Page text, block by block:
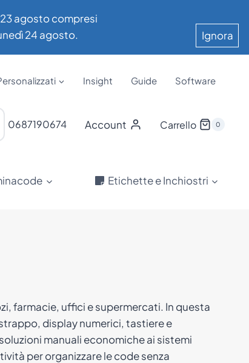
agosto compresi
24 agosto.
Ignora
Insight Guide Software
0687190674 Account Carrello 0
Etichette e Inchiostri
farmacie, uffici e supermercati. In questa
display numerici, tastiere e
manuali economiche ai sistemi
per organizzare le code senza